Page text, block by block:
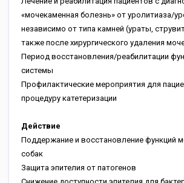
«мочекаменная болезнь» от уролитиаза/
независимо от типа камней (ураты,
также после хирургического удаления
Период восстановления/реабилитации
системы
Профилактические мероприятия для
процедуру катетеризации
Действие
Поддержание и восстановление функций
собак
Защита эпителия от патогенов